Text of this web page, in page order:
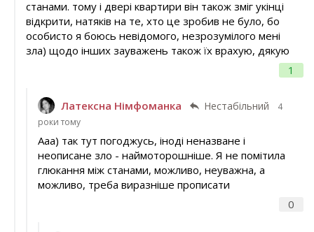
1
станами. тому і двері квартири він також зміг укінці
відкрити, натяків на те, хто це зробив не було, бо
особисто я боюсь невідомого, незрозумілого мені
зла) щодо інших зауважень також їх врахую, дякую
Латексна Німфоманка Нестабільний
4
роки тому
0
Ааа) так тут погоджусь, іноді неназване і
неописане зло - наймоторошніше. Я не помітила
глюкання між станами, можливо, неуважна, а
можливо, треба виразніше прописати